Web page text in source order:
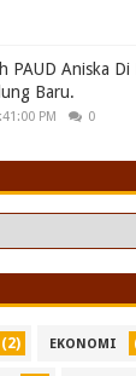
PAUD Aniska
Baru.
PM 0
(2) EKONOMI